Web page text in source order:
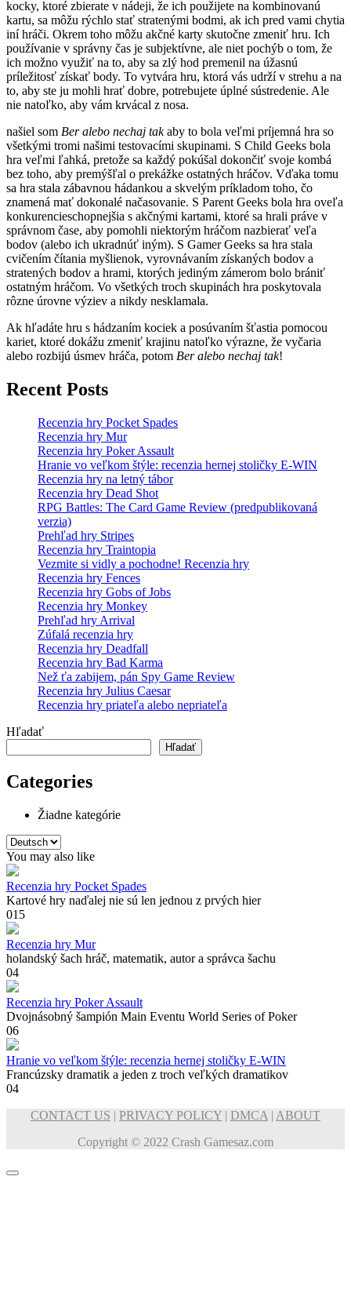
kocky, ktoré zbierate v nádeji, že ich použijete na kombinovanú
kartu, sa môžu rýchlo stať stratenými bodmi, ak ich pred vami chytia
iní hráči. Okrem toho môžu akčné karty skutočne zmeniť hru. Ich
používanie v správny čas je subjektívne, ale niet pochýb o tom, že
ich možno využiť na to, aby sa zlý hod premenil na úžasnú
príležitosť získať body. To vytvára hru, ktorá vás udrží v strehu a na
to, aby ste ju mohli hrať dobre, potrebujete úplné sústredenie. Ale
nie natoľko, aby vám krvácal z nosa.
našiel som Ber alebo nechaj takaby to bola veľmi príjemná hra so
všetkými tromi našimi testovacími skupinami. S Child Geeks bola
hra veľmi ľahká, pretože sa každý pokúšal dokončiť svoje kombá
bez toho, aby premýšľal o prekážke ostatných hráčov. Vďaka tomu
sa hra stala zábavnou hádankou a skvelým príkladom toho, čo
znamená mať dokonalé načasovanie. S Parent Geeks bola hra oveľa
konkurencieschopnejšia s akčnými kartami, ktoré sa hrali práve v
správnom čase, aby pomohli niektorým hráčom nazbierať veľa
bodov (alebo ich ukradnúť iným). S Gamer Geeks sa hra stala
cvičením čítania myšlienok, vyrovnávaním získaných bodov a
stratených bodov a hrami, ktorých jediným zámerom bolo brániť
ostatným hráčom. Vo všetkých troch skupinách hra poskytovala
rôzne úrovne výziev a nikdy nesklamala.
Ak hľadáte hru s hádzaním kociek a posúvaním šťastia pomocou
kariet, ktoré dokážu zmeniť krajinu natoľko výrazne, že vyčaria
alebo rozbijú úsmev hráča, potom Ber alebo nechaj tak!
Recent Posts
Recenzia hry Pocket Spades
Recenzia hry Mur
Recenzia hry Poker Assault
Hranie vo veľkom štýle: recenzia hernej stoličky E-WIN
Recenzia hry na letný tábor
Recenzia hry Dead Shot
RPG Battles: The Card Game Review (predpublikovaná
verzia)
Prehľad hry Stripes
Recenzia hry Traintopia
Vezmite si vidly a pochodne! Recenzia hry
Recenzia hry Fences
Recenzia hry Gobs of Jobs
Recenzia hry Monkey
Prehľad hry Arrival
Zúfalá recenzia hry
Recenzia hry Deadfall
Recenzia hry Bad Karma
Než ťa zabijem, pán Spy Game Review
Recenzia hry Julius Caesar
Recenzia hry priateľa alebo nepriateľa
Hľadať
Hľadať
Categories
Žiadne kategórie
Vyberte
jazyk
You may also like
Recenzia hry Pocket Spades
Kartové hry naďalej nie sú len jednou z prvých hier
015
Recenzia hry Mur
holandský šach hráč, matematik, autor a správca šachu
04
Recenzia hry Poker Assault
Dvojnásobný šampión Main Eventu World Series of Poker
06
Hranie vo veľkom štýle: recenzia hernej stoličky E-WIN
Francúzsky dramatik a jeden z troch veľkých dramatikov
04
CONTACT US | PRIVACY POLICY | DMCA | ABOUT
Copyright © 2022 Crash Gamesaz.com